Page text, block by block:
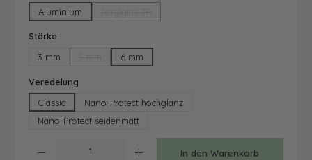
Aluminium
Stärke
3 mm
(Diese Option ist zurzeit nicht verfügbar.)
6 mm
Veredelung
Classic
Nano-Protect hochglanz
Nano-Protect seidenmatt
In den Warenkorb